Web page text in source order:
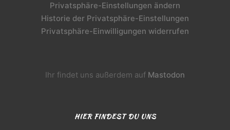
Privatsphäre-Einstellungen ändern
Historie der Privatsphäre-Einstellungen
Privatsphäre-Einwilligungen widerrufen
Ihr findet uns außerdem auf Mastodon
HIER FINDEST DU UNS